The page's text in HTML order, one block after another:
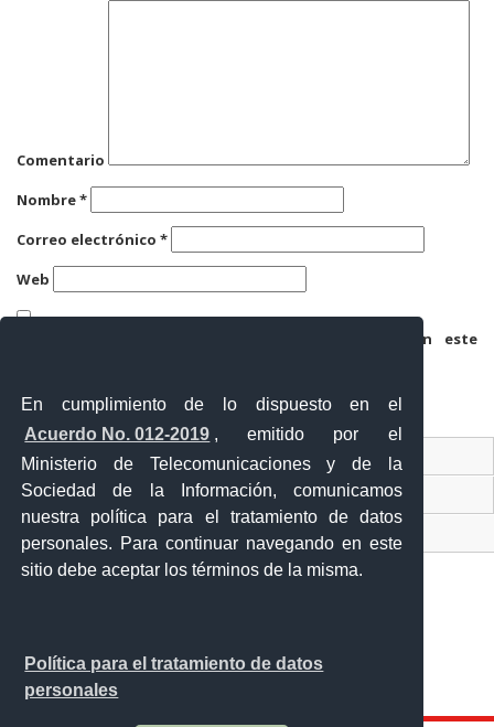
En cumplimiento de lo dispuesto en el
Acuerdo No. 012-2019 , emitido por el
Ministerio de Telecomunicaciones y de la
Sociedad de la Información, comunicamos
nuestra política para el tratamiento de datos
personales. Para continuar navegando en este
sitio debe aceptar los términos de la misma.
Política para el tratamiento de datos
personales
Comentario
Nombre*
Correo electrónico *
Web
Guarda mi nombre, correo electrónico y web en este
Contacto Ciudadano
Ventanilla Única de Comercio Exterior
Sistema Nacional de Información (SNI)
Calle 12 de febrero y Vicente Rocafuerte
Orellana - Ecuador